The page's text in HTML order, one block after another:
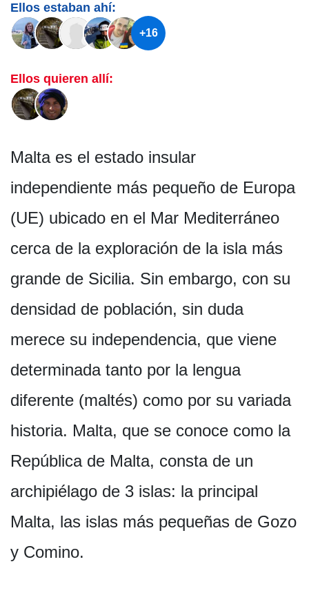
Ellos estaban ahí:
+16
Ellos quieren allí:
Malta es el estado insular
independiente más pequeño de Europa
(UE) ubicado en el Mar Mediterráneo
cerca de la exploración de la isla más
grande de Sicilia. Sin embargo, con su
densidad de población, sin duda
merece su independencia, que viene
determinada tanto por la lengua
diferente (maltés) como por su variada
historia. Malta, que se conoce como la
República de Malta, consta de un
archipiélago de 3 islas: la principal
Malta, las islas más pequeñas de Gozo
y Comino.